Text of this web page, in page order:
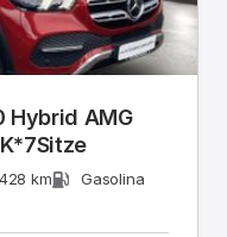
Hybrid AMG
km
Gasolina